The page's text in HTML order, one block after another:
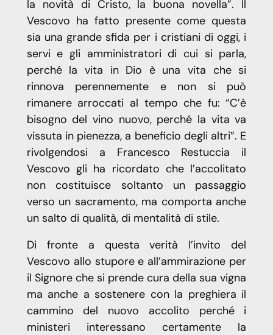
la novità di Cristo, la buona novella”. Il
Vescovo ha fatto presente come questa
sia una grande sfida per i cristiani di oggi, i
servi e gli amministratori di cui si parla,
perché la vita in Dio è una vita che si
rinnova perennemente e non si può
rimanere arroccati al tempo che fu: “C’è
bisogno del vino nuovo, perché la vita va
vissuta in pienezza, a beneficio degli altri”. E
rivolgendosi a Francesco Restuccia il
Vescovo gli ha ricordato che l’accolitato
non costituisce soltanto un passaggio
verso un sacramento, ma comporta anche
un salto di qualità, di mentalità di stile.
Di fronte a questa verità l’invito del
Vescovo allo stupore e all’ammirazione per
il Signore che si prende cura della sua vigna
ma anche a sostenere con la preghiera il
cammino del nuovo accolito perché i
ministeri interessano certamente la